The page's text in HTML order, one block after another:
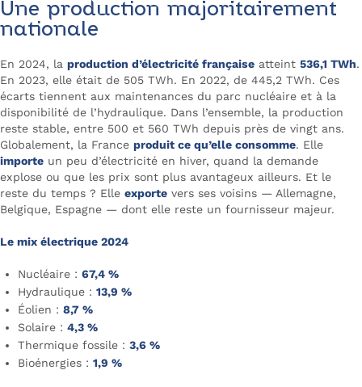
Une production majoritairement
nationale
En 2024, la production d’électricité française atteint 536,1 TWh.
En 2023, elle était de 505 TWh. En 2022, de 445,2 TWh. Ces
écarts tiennent aux maintenances du parc nucléaire et à la
disponibilité de l’hydraulique. Dans l’ensemble, la production
reste stable, entre 500 et 560 TWh depuis près de vingt ans.
Globalement, la France produit ce qu’elle consomme. Elle
importe un peu d’électricité en hiver, quand la demande
explose ou que les prix sont plus avantageux ailleurs. Et le
reste du temps ? Elle exporte vers ses voisins — Allemagne,
Belgique, Espagne — dont elle reste un fournisseur majeur.
Le mix électrique 2024
Nucléaire : 67,4 %
Hydraulique : 13,9 %
Éolien : 8,7 %
Solaire : 4,3 %
Thermique fossile : 3,6 %
Bioénergies : 1,9 %